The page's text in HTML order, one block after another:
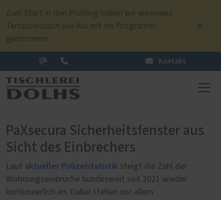
Zum Start in den Frühling haben wir ein neues
Terrassendach aus Alu mit ins Programm
genommen.
Kontakt
PaXsecura Sicherheitsfenster aus
Sicht des Einbrechers
Laut aktueller Polizeistatistik steigt die Zahl der
Wohnungseinbrüche bundesweit seit 2021 wieder
kontinuierlich an. Dabei stehen vor allem